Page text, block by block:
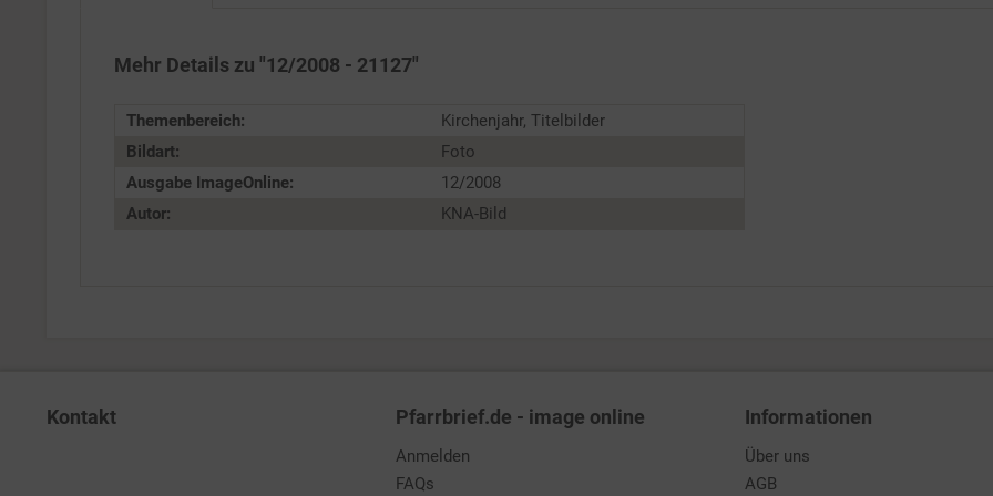
Mehr Details zu "12/2008 - 21127"
Themenbereich:
Kirchenjahr, Titelbilder
Bildart:
Foto
Ausgabe ImageOnline:
12/2008
Autor:
KNA-Bild
Kontakt Pfarrbrief.de - image online
Anmelden
FAQs
Informationen
Über uns
AGB
Service